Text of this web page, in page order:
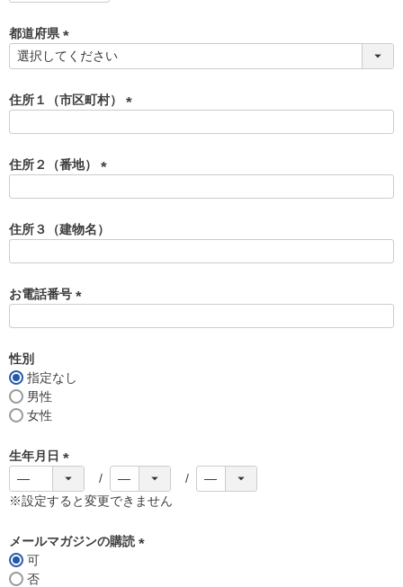
須
)
都道府県
(
須
)
住所１（市区町村）
)
住所２（番地）
須
)
住所３（建物名）
お電話番号
性別
指定なし
男性
女性
生年月日
(
必
)
※設定すると変更できません
メールマガジンの購読
可
否